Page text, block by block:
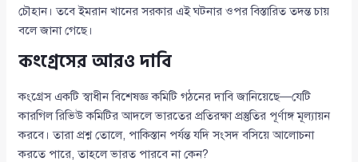
চৌহান। তবে ইমরান খানের সরকার এই ঘটনার ওপর বিস্তারিত তদন্ত চায়
বলে জানা গেছে।
কংগ্রেসের আরও দাবি
কংগ্রেস একটি স্বাধীন বিশেষজ্ঞ কমিটি গঠনের দাবি জানিয়েছে—যেটি
কারগিল রিভিউ কমিটির আদলে ভারতের প্রতিরক্ষা প্রস্তুতির পূর্ণাঙ্গ মূল্যায়ন
করবে। তারা প্রশ্ন তোলে, পাকিস্তান পর্যন্ত যদি সংসদ বসিয়ে আলোচনা
করতে পারে, তাহলে ভারত পারবে না কেন?